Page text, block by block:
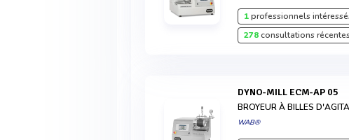
1professionnels
278consultations
DYNO-MILL ECM-AP 05
BROYEUR À BILLES
WAB®